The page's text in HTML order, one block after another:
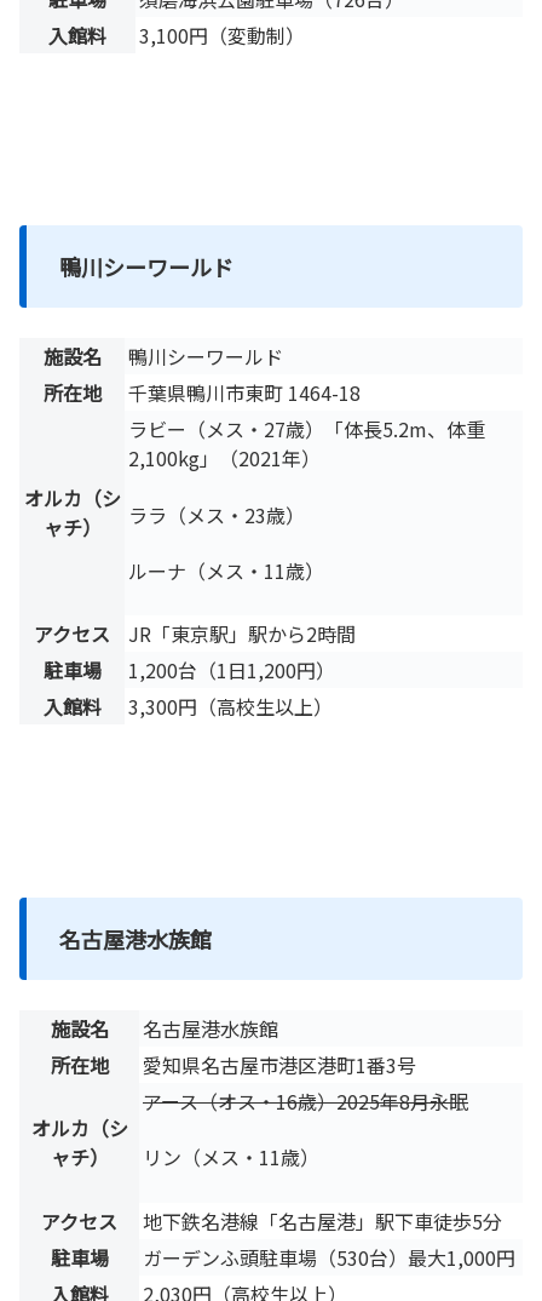
入館料
3,100円（変動制）
鴨川シーワールド
施設名
鴨川シーワールド
所在地
千葉県鴨川市東町 1464-18
オルカ（シ
ャチ）
ラビー（メス・27歳）「体長5.2m、体重
2,100kg」（2021年）
ララ（メス・23歳）
ルーナ（メス・11歳）
アクセス
JR「東京駅」駅から2時間
駐車場
1,200台（1日1,200円）
入館料
3,300円（高校生以上）
名古屋港水族館
施設名
名古屋港水族館
所在地
愛知県名古屋市港区港町1番3号
オルカ（シ
ャチ）
アース（オス・16歳）2025年8月永眠
リン（メス・11歳）
アクセス
地下鉄名港線「名古屋港」駅下車徒歩5分
駐車場
ガーデンふ頭駐車場（530台）最大1,000円
入館料
2,030円（高校生以上）